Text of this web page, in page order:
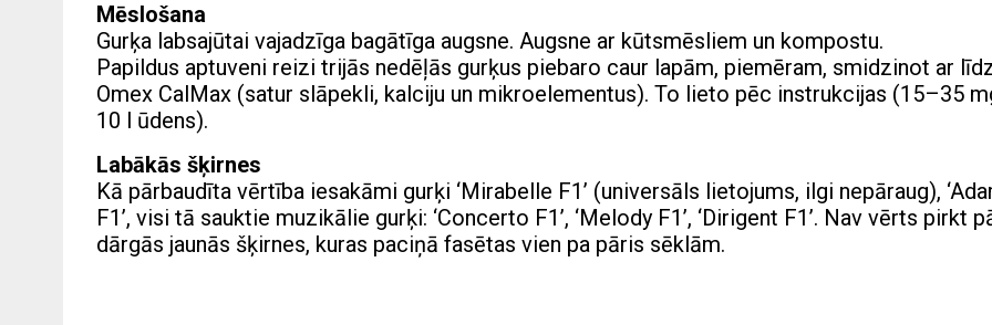
Mēslošana
Gurķa labsajūtai vajadzīga bagātīga augsne. Augsne ar kūtsmēsliem un kompostu.
Papildus aptuveni reizi trijās nedēļās gurķus piebaro caur lapām, piemēram, smidzinot ar
Omex CalMax (satur slāpekli, kalciju un mikroelementus). To lieto pēc instrukcijas (15–35
10 l ūdens).
Labākās šķirnes
Kā pārbaudīta vērtība iesakāmi gurķi ‘Mirabelle F1’ (universāls lietojums, ilgi nepāraug),
F1’, visi tā sauktie muzikālie gurķi: ‘Concerto F1’, ‘Melody F1’, ‘Dirigent F1’. Nav vērts pirkt
dārgās jaunās šķirnes, kuras paciņā fasētas vien pa pāris sēklām.